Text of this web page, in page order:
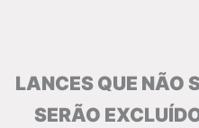
LANCES QUE NÃO
SERÃO